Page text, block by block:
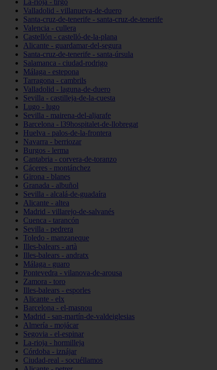
La-rioja - tirgo
Valladolid - villanueva-de-duero
Santa-cruz-de-tenerife - santa-cruz-de-tenerife
Valencia - cullera
Castellón - castelló-de-la-plana
Alicante - guardamar-del-segura
Santa-cruz-de-tenerife - santa-úrsula
Salamanca - ciudad-rodrigo
Málaga - estepona
Tarragona - cambrils
Valladolid - laguna-de-duero
Sevilla - castilleja-de-la-cuesta
Lugo - lugo
Sevilla - mairena-del-aljarafe
Barcelona - l39hospitalet-de-llobregat
Huelva - palos-de-la-frontera
Navarra - berriozar
Burgos - lerma
Cantabria - corvera-de-toranzo
Cáceres - montánchez
Girona - blanes
Granada - albuñol
Sevilla - alcalá-de-guadaíra
Alicante - altea
Madrid - villarejo-de-salvanés
Cuenca - tarancón
Sevilla - pedrera
Toledo - manzaneque
Illes-balears - artà
Illes-balears - andratx
Málaga - guaro
Pontevedra - vilanova-de-arousa
Zamora - toro
Illes-balears - esporles
Alicante - elx
Barcelona - el-masnou
Madrid - san-martín-de-valdeiglesias
Almería - mojácar
Segovia - el-espinar
La-rioja - hormilleja
Córdoba - iznájar
Ciudad-real - socuéllamos